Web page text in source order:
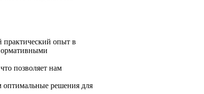
опыт в
позволяет нам
оптимальные решения для